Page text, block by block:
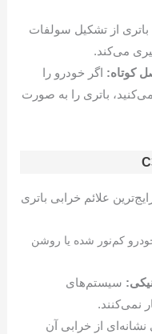
از تشکیل سولفات
می‌کند.
کوتاه: اگر خودرو را
باتری را به صورت
علائم خرابی باتری
کم‌نور شده یا روشن
سیستم‌های
نمی‌کنند.
نشانه‌ای از خرابی آن